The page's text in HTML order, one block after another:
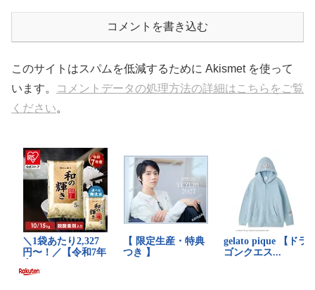
コメントを書き込む
このサイトはスパムを低減するために Akismet を使って
います。
コメントデータの処理方法の詳細はこちらをご覧
ください。